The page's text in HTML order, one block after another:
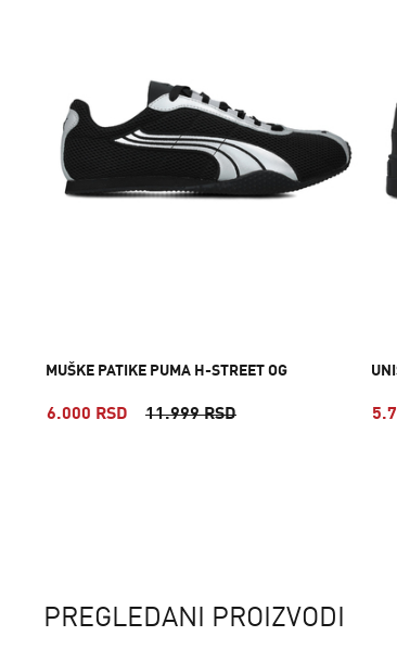
MUŠKE PATIKE PUMA H-STREET OG
6.000 RSD 11.999 RSD
PREGLEDANI PROIZVODI